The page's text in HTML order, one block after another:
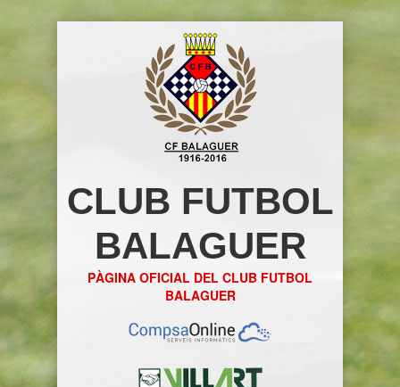
CLUB FUTBOL
BALAGUER
PÀGINA OFICIAL DEL CLUB FUTBOL
BALAGUER